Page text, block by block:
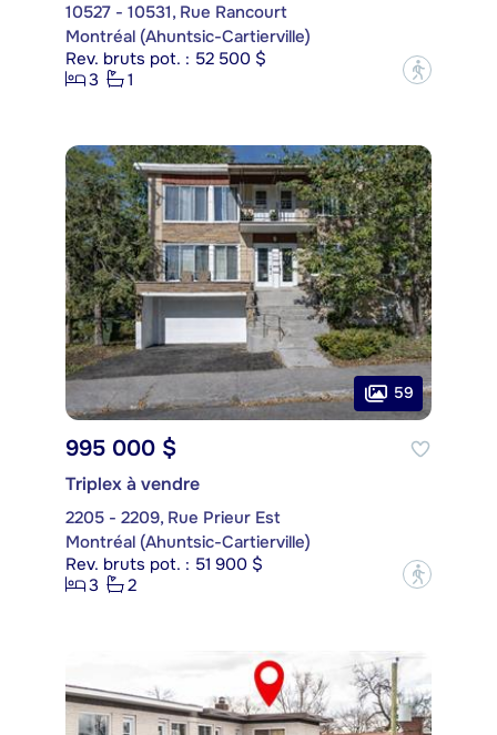
10527 - 10531, Rue Rancourt
Montréal (Ahuntsic-Cartierville)
Rev. bruts pot. : 52 500 $
3
1 ?
59
995 000 $
Triplex à vendre
2205 - 2209, Rue Prieur Est
Montréal (Ahuntsic-Cartierville)
Rev. bruts pot. : 51 900 $
3
2 ?